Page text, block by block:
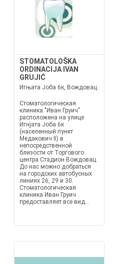
STOMATOLOŠKA
ORDINACIJA IVAN
GRUJIĆ
Игњата Јоба 6к, Вождовац
Стоматологическая
клиника "Иван Груич"
расположена на улице
Игнјата Јоба 6к
(населенный пункт
Медакович II) в
непосредственной
близости от Торгового
центра Стадион Вождовац.
До нас можно добраться
на городских автобусных
линиях 26, 29 и 30.
Стоматологическая
клиника Иван Груич
предоставляет все вид...